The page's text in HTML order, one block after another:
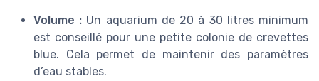
Volume : Un aquarium de 20 à 30 litres minimum
est conseillé pour une petite colonie de crevettes
blue. Cela permet de maintenir des paramètres
d’eau stables.